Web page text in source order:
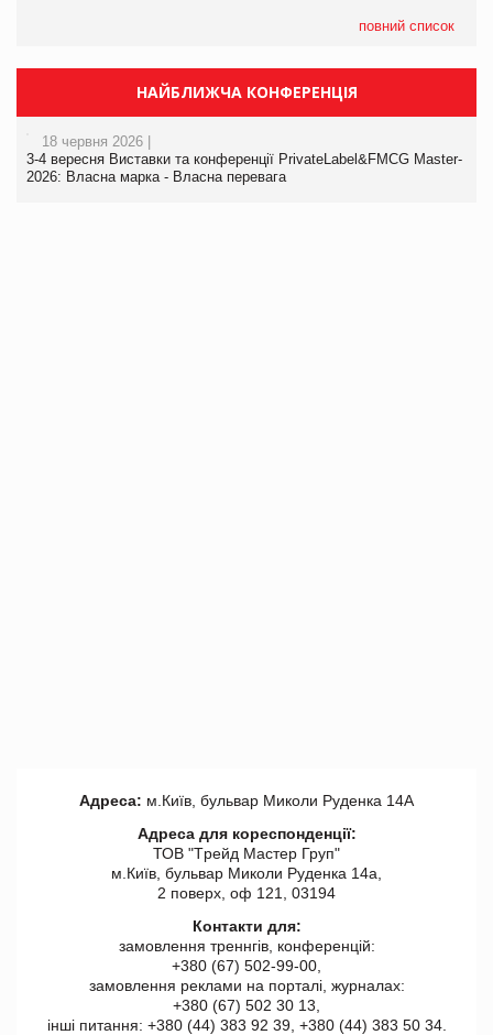
повний список
НАЙБЛИЖЧА КОНФЕРЕНЦІЯ
18 червня 2026 |
3-4 вересня Виставки та конференції PrivateLabel&FMCG Master-
2026: Власна марка - Власна перевага
Адреса: м.Київ, бульвар Миколи Руденка 14А
Адреса для кореспонденції:
ТОВ "Tрейд Мастер Груп"
м.Київ, бульвар Миколи Руденка 14а,
2 поверх, оф 121, 03194
Контакти для:
замовлення треннгів, конференцій:
+380 (67) 502-99-00,
замовлення реклами на порталі, журналах:
+380 (67) 502 30 13,
інші питання: +380 (44) 383 92 39, +380 (44) 383 50 34.